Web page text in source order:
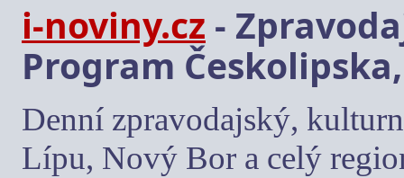
i-noviny.cz -
Program
Denní zpravodajský,
Lípu, Nový Bor a celý